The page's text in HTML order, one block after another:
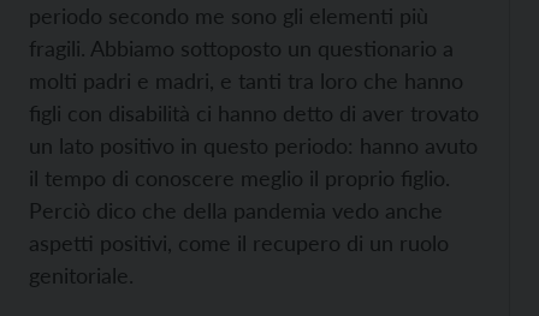
periodo secondo me sono gli elementi più
fragili. Abbiamo sottoposto un questionario a
molti padri e madri, e tanti tra loro che hanno
figli con disabilità ci hanno detto di aver trovato
un lato positivo in questo periodo: hanno avuto
il tempo di conoscere meglio il proprio figlio.
Perciò dico che della pandemia vedo anche
aspetti positivi, come il recupero di un ruolo
genitoriale.